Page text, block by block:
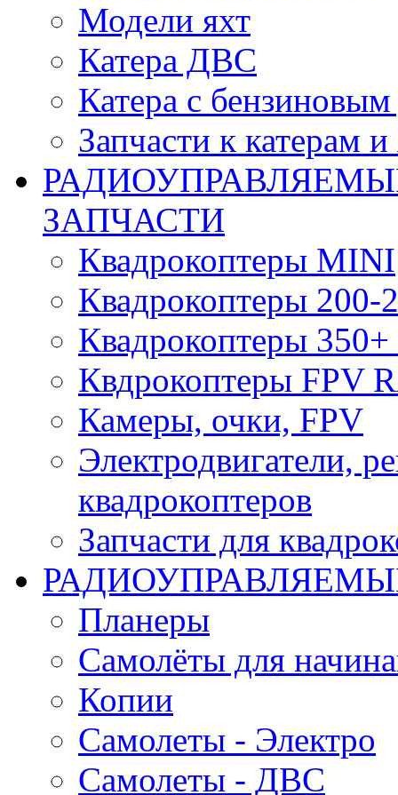
Модели яхт
Катера ДВС
Катера с бензиновым
Запчасти к катерам
ЗАПЧАСТИ
Квадрокоптеры MINI
Квадрокоптеры 200-
Квадрокоптеры 350+
Квдрокоптеры FPV
Камеры, очки, FPV
Электродвигатели,
квадрокоптеров
Запчасти для
Планеры
Самолёты для
Копии
Самолеты - Электро
Самолеты - ДВС